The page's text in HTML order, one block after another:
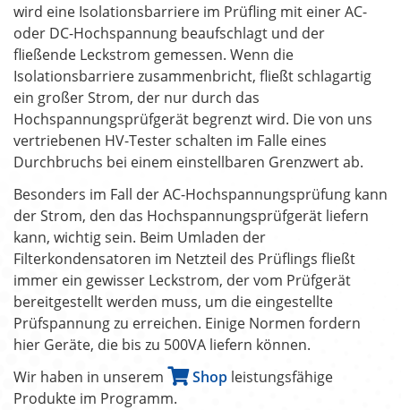
wird eine Isolationsbarriere im Prüfling mit einer AC-
oder DC-Hochspannung beaufschlagt und der
fließende Leckstrom gemessen. Wenn die
Isolationsbarriere zusammenbricht, fließt schlagartig
ein großer Strom, der nur durch das
Hochspannungsprüfgerät begrenzt wird. Die von uns
vertriebenen HV-Tester schalten im Falle eines
Durchbruchs bei einem einstellbaren Grenzwert ab.
Besonders im Fall der AC-Hochspannungsprüfung kann
der Strom, den das Hochspannungsprüfgerät liefern
kann, wichtig sein. Beim Umladen der
Filterkondensatoren im Netzteil des Prüflings fließt
immer ein gewisser Leckstrom, der vom Prüfgerät
bereitgestellt werden muss, um die eingestellte
Prüfspannung zu erreichen. Einige Normen fordern
hier Geräte, die bis zu 500VA liefern können.
Wir haben in unserem
Shop leistungsfähige
Produkte im Programm.